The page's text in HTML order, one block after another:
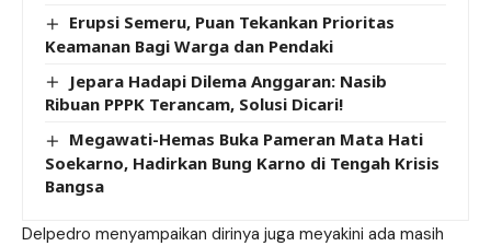
Erupsi Semeru, Puan Tekankan Prioritas
Keamanan Bagi Warga dan Pendaki
Jepara Hadapi Dilema Anggaran: Nasib
Ribuan PPPK Terancam, Solusi Dicari!
Megawati-Hemas Buka Pameran Mata Hati
Soekarno, Hadirkan Bung Karno di Tengah Krisis
Bangsa
Delpedro menyampaikan dirinya juga meyakini ada masih